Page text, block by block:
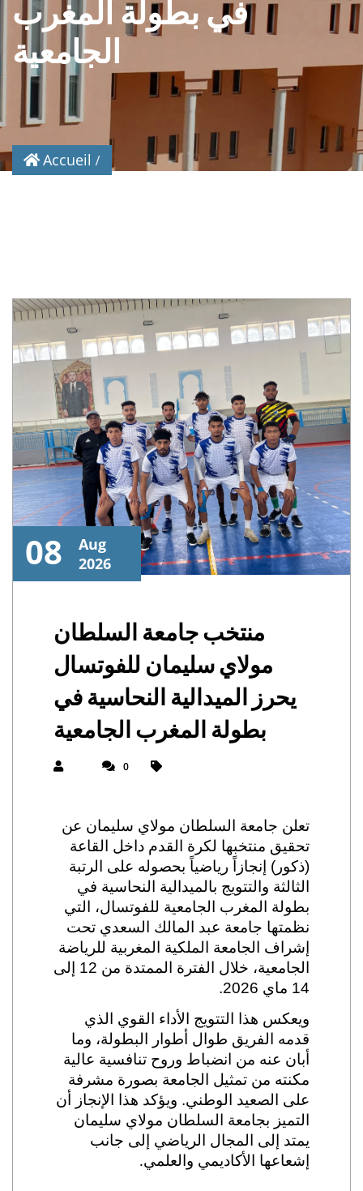
في بطولة المغرب
الجامعية
Accueil
08
Aug
2026
منتخب جامعة السلطان
مولاي سليمان للفوتسال
يحرز الميدالية النحاسية في
بطولة المغرب الجامعية
0
تعلن جامعة السلطان مولاي سليمان عن
تحقيق منتخبها لكرة القدم داخل القاعة
(ذكور) إنجازاً رياضياً بحصوله على الرتبة
الثالثة والتتويج بالميدالية النحاسية في
بطولة المغرب الجامعية للفوتسال، التي
نظمتها جامعة عبد المالك السعدي تحت
إشراف الجامعة الملكية المغربية للرياضة
الجامعية، خلال الفترة الممتدة من 12 إلى
14 ماي 2026.
ويعكس هذا التتويج الأداء القوي الذي
قدمه الفريق طوال أطوار البطولة، وما
أبان عنه من انضباط وروح تنافسية عالية
مكنته من تمثيل الجامعة بصورة مشرفة
على الصعيد الوطني. ويؤكد هذا الإنجاز أن
التميز بجامعة السلطان مولاي سليمان
يمتد إلى المجال الرياضي إلى جانب
إشعاعها الأكاديمي والعلمي.